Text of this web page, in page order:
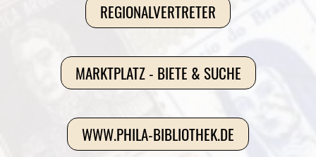
REGIONALVERTRETER
MARKTPLATZ - BIETE & SUCHE
WWW.PHILA-BIBLIOTHEK.DE